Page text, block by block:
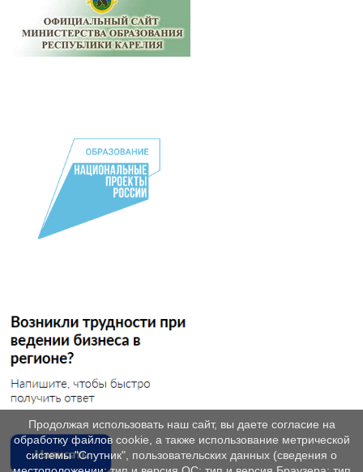
Продолжая использовать наш сайт, вы даете согласие на
обработку файлов cookie, а также использование метрической
системы "Спутник", пользовательских данных (сведения о